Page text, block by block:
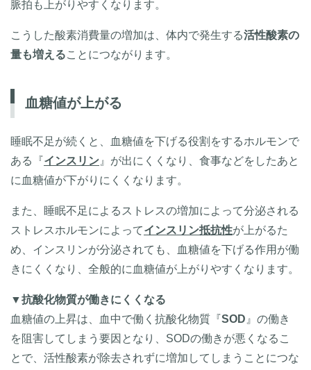
脈拍も上がりやすくなります。
こうした酸素消費量の増加は、体内で発生する活性酸素の
量も増えることにつながります。
血糖値が上がる
睡眠不足が続くと、血糖値を下げる役割をするホルモンで
ある『インスリン 』が出にくくなり、食事などをしたあと
に血糖値が下がりにくくなります。
また、睡眠不足によるストレスの増加によって分泌される
ストレスホルモンによってインスリン抵抗性が上がるた
め、インスリンが分泌されても、血糖値を下げる作用が働
きにくくなり、全般的に血糖値が上がりやすくなります。
▼抗酸化物質が働きにくくなる
血糖値の上昇は、血中で働く抗酸化物質『SOD 』の働き
を阻害してしまう要因となり、SODの働きが悪くなるこ
とで、活性酸素が除去されずに増加してしまうことにつな